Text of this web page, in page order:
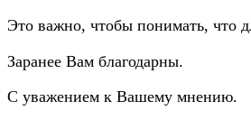
Это важно, чтобы понимать, что
Заранее Вам благодарны.
С уважением к Вашему мнению.